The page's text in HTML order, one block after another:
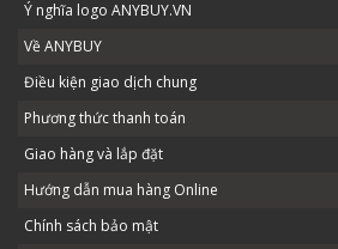
Ý nghĩa logo ANYBUY.VN
Về ANYBUY
Điều kiện giao dịch chung
Phương thức thanh toán
Giao hàng và lắp đặt
Hướng dẫn mua hàng Online
Chính sách bảo mật